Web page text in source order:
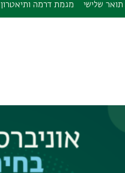
תואר שלישי מגמת דרמה ותיאטרון
ד"ר יעקב מאשיטי